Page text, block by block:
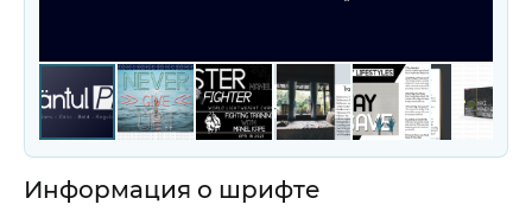
Информация о шрифте